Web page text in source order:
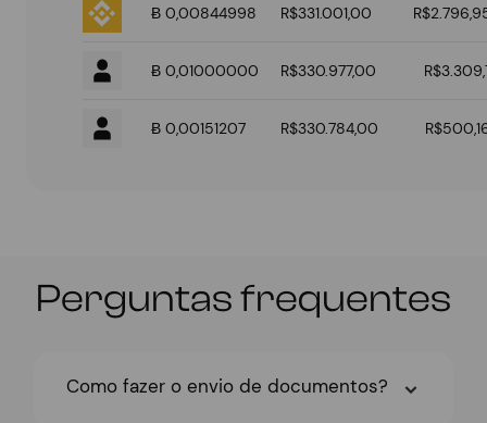
Ƀ 0,00844998 R$331.001,00
Ƀ 0,01000000 R$330.977,00
Ƀ 0,00151207 R$330.784,00
Perguntas frequentes
Como fazer o envio de documentos?